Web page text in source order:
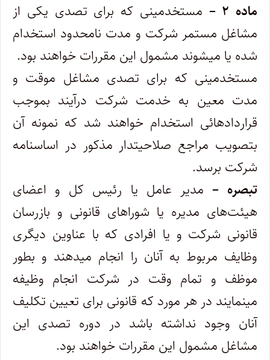
ماده ۲ –
مستخدمینی که برای تصدی یکی از
مشاغل مستمر شرکت و مدت نامحدود استخدام
شده یا میشوند مشمول این مقررات خواهند بود.
‌مستخدمینی که برای تصدی مشاغل موقت و
مدت معین به خدمت شرکت درآیند بموجب
قراردادهائی استخدام خواهند شد که نمونه آن
بتصویب ‌مراجع صلاحیتدار مذکور در اساسنامه
شرکت برسد.
‌تبصره – مدیر عامل یا رئیس کل و اعضای
هیئت‌های مدیره یا شوراهای قانونی و بازرسان
قانونی شرکت و یا افرادی که با عناوین دیگری
وظایف ‌مربوط به آنان را انجام میدهند و بطور
موظف و تمام وقت در شرکت انجام وظیفه
مینمایند در هر مورد که قانونی برای تعیین تکلیف
آنان وجود ‌نداشته باشد در دوره تصدی این
مشاغل مشمول این مقررات خواهند بود. ‌